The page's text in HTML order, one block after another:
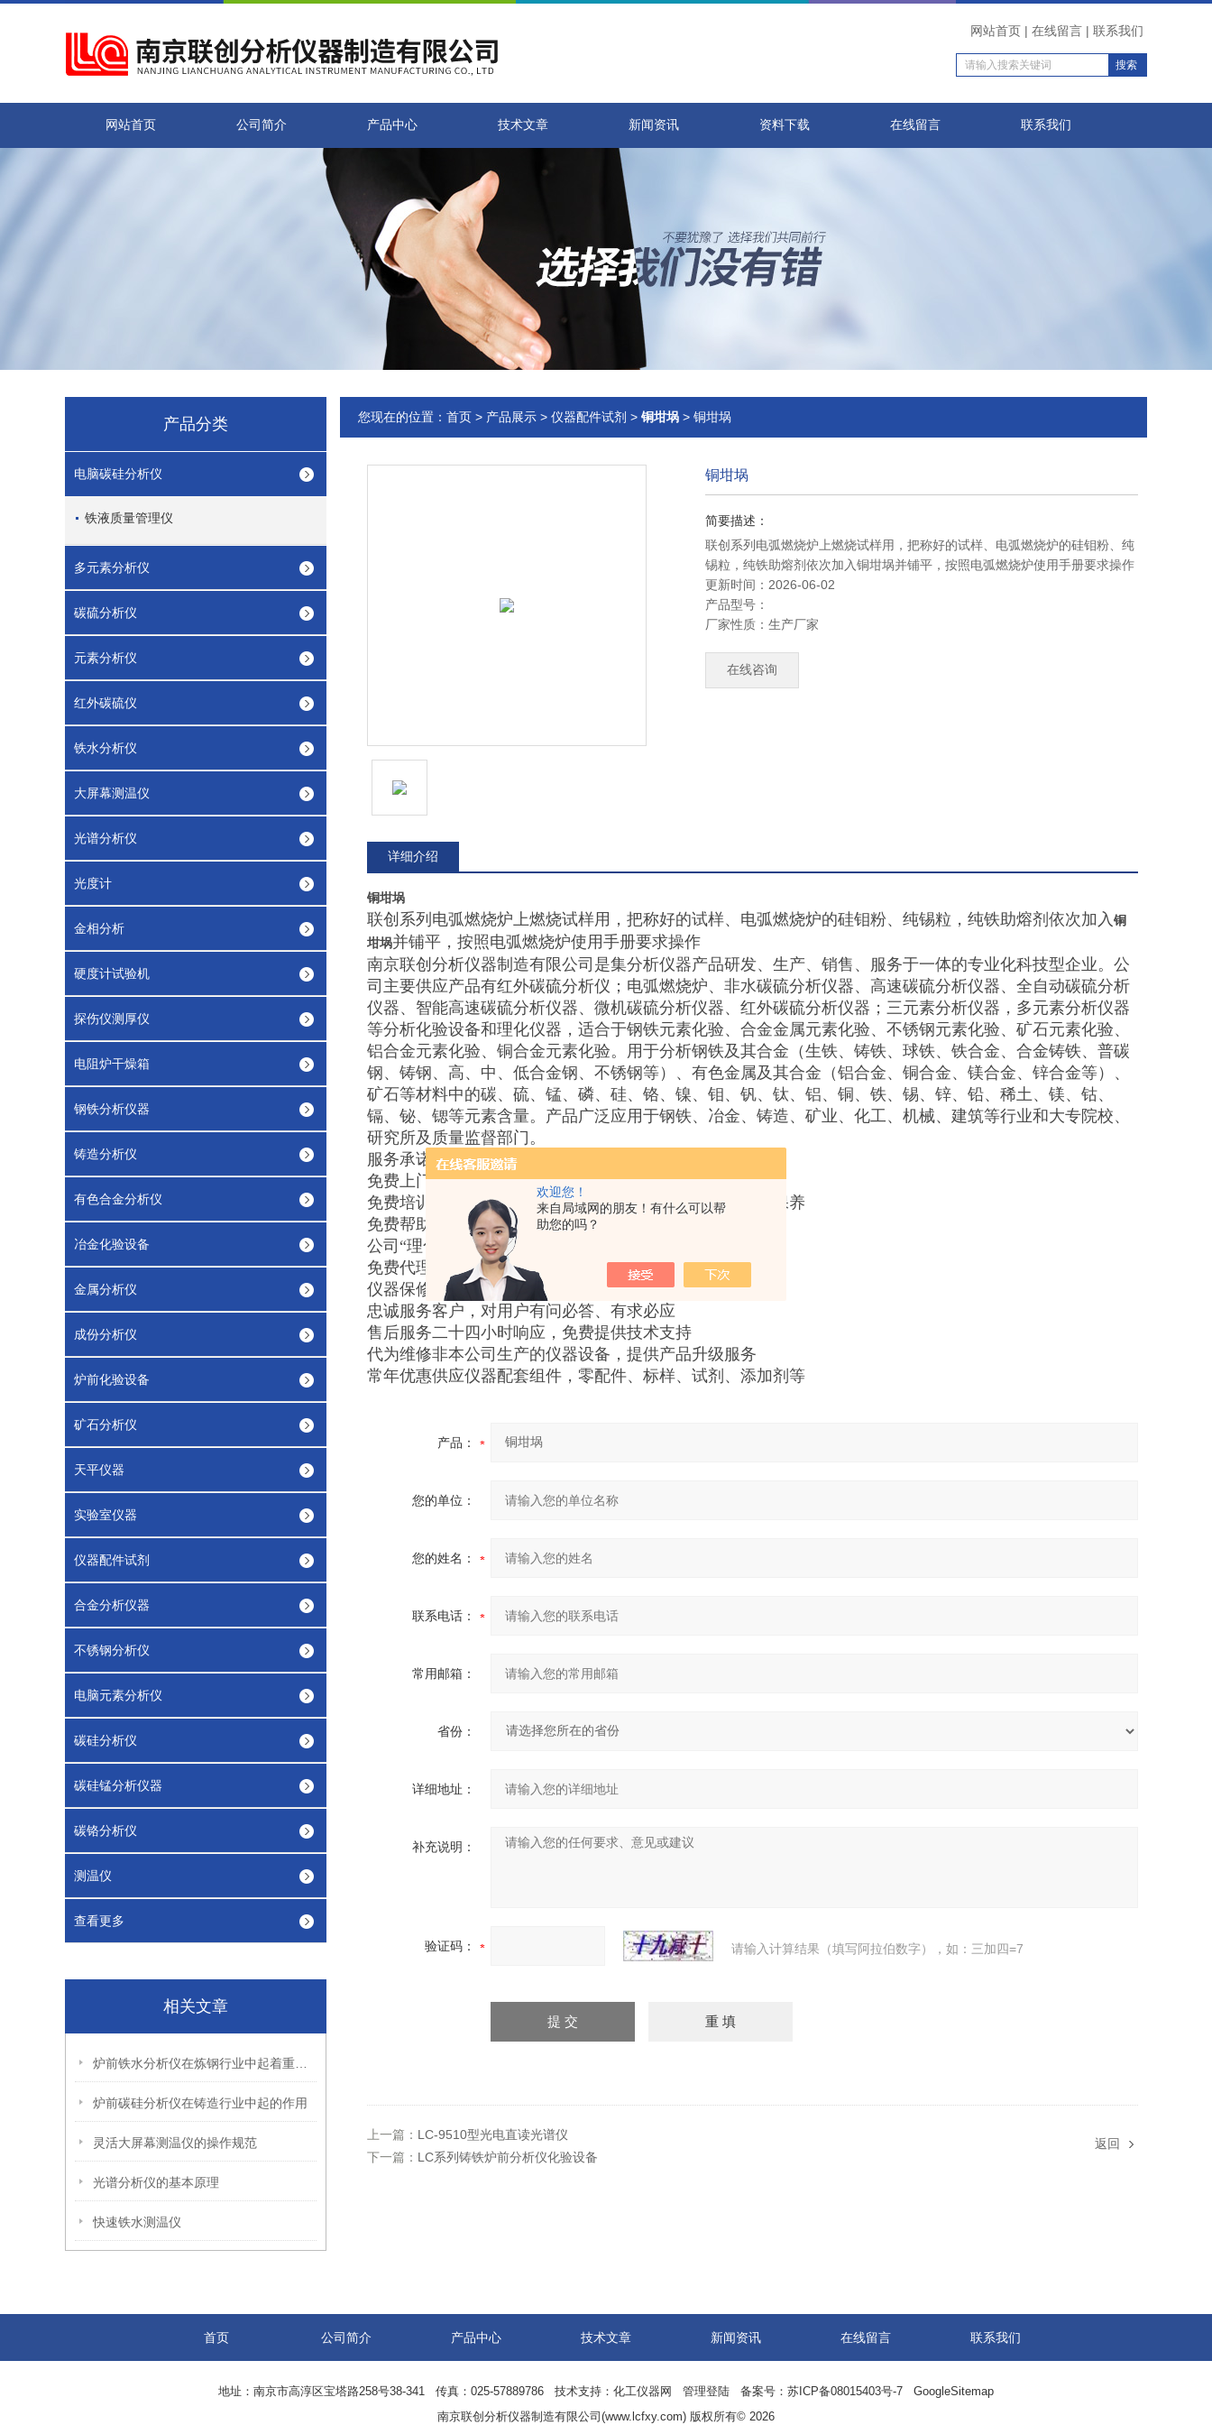
欢迎您！
来自局域网的朋友！有什么可以帮
助您的吗？
网站首页 | 在线留言 | 联系我们
网站首页 公司简介 产品中心 技术文章 新闻资讯 资料下载 在线留言 联系我们
产品分类
电脑碳硅分析仪
铁液质量管理仪
多元素分析仪
碳硫分析仪
元素分析仪
红外碳硫仪
铁水分析仪
大屏幕测温仪
光谱分析仪
光度计
金相分析
硬度计试验机
探伤仪测厚仪
电阻炉干燥箱
钢铁分析仪器
铸造分析仪
有色合金分析仪
冶金化验设备
金属分析仪
成份分析仪
炉前化验设备
矿石分析仪
天平仪器
实验室仪器
仪器配件试剂
合金分析仪器
不锈钢分析仪
电脑元素分析仪
碳硅分析仪
碳硅锰分析仪器
碳铬分析仪
测温仪
查看更多
相关文章
炉前碳硅分析仪在铸造行业中起的作用
灵活大屏幕测温仪的操作规范
光谱分析仪的基本原理
快速铁水测温仪
您现在的位置： 首页 > 产品展示 > 仪器配件试剂 > 铜坩埚 > 铜坩埚
铜坩埚
简要描述：
联创系列电弧燃烧炉上燃烧试样用，把称好的试样、电弧燃烧炉的硅钼粉、纯
锡粒，纯铁助熔剂依次加入铜坩埚并铺平，按照电弧燃烧炉使用手册要求操作
更新时间：2026-06-02
产品型号：
厂家性质： 生产厂家
在线咨询
详细介绍
铜坩埚
联创系列电弧燃烧炉上燃烧试样用，把称好的试样、电弧燃烧炉的硅钼粉、纯锡粒，纯铁助熔剂依次加入铜
坩埚并铺平，按照电弧燃烧炉使用手册要求操作
南京联创分析仪器制造有限公司是集分析仪器产品研发、生产、销售、服务于一体的专业化科技型企业。公
司主要供应产品有红外碳硫分析仪；电弧燃烧炉、非水碳硫分析仪器、高速碳硫分析仪器、全自动碳硫分析
仪器、智能高速碳硫分析仪器、微机碳硫分析仪器、红外碳硫分析仪器；三元素分析仪器，多元素分析仪器
等分析化验设备和理化仪器，适合于钢铁元素化验、合金金属元素化验、不锈钢元素化验、矿石元素化验、
铝合金元素化验、铜合金元素化验。用于分析钢铁及其合金（生铁、铸铁、球铁、铁合金、合金铸铁、普碳
钢、铸钢、高、中、低合金钢、不锈钢等）、有色金属及其合金（铝合金、铜合金、镁合金、锌合金等）、
矿石等材料中的碳、硫、锰、磷、硅、铬、镍、钼、钒、钛、铝、铜、铁、锡、锌、铅、稀土、镁、钴、
镉、铋、锶等元素含量。产品广泛应用于钢铁、冶金、铸造、矿业、化工、机械、建筑等行业和大专院校、
研究所及质量监督部门。
服务承诺
免费上门安装调试仪器，免费提供化学分析方法和工艺
免费培训仪器操作人员，包括仪器操作方法和设备的维护保养
免费帮助筹建理化实验室，办理化实验室全套仪器设备
公司“理化实验中心”常年为用户免费培训理化技术人员
免费代理办托运，途中损耗全部由本公司负责承担
仪器保修壹年，终身维护
忠诚服务客户，对用户有问必答、有求必应
售后服务二十四小时响应，免费提供技术支持
代为维修非本公司生产的仪器设备，提供产品升级服务
常年优惠供应仪器配套组件，零配件、标样、试剂、添加剂等
产品：
您的单位：
您的姓名：
联系电话：
常用邮箱：
省份：
详细地址：
补充说明：
验证码： 请输入计算结果（填写阿拉伯数字），如：三加四=7
上一篇： LC-9510型光电直读光谱仪
下一篇： LC系列铸铁炉前分析仪化验设备
返回
首页 公司简介 产品中心 技术文章 新闻资讯 在线留言 联系我们
地址：南京市高淳区宝塔路258号38-341 传真：025-57889786 技术支持： 化工仪器网 管理登陆 备案号：苏ICP备08015403号-7
GoogleSitemap
南京联创分析仪器制造有限公司(www.lcfxy.com) 版权所有© 2026